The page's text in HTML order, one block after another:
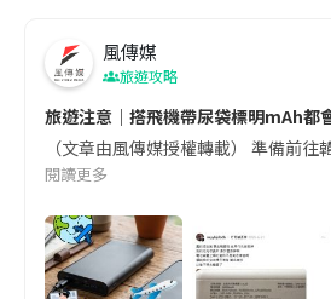
風傳媒
旅遊攻略
旅遊注意｜搭飛機帶尿袋標明mAh都
（文章由風傳媒授權轉載） 準備前
閱讀更多